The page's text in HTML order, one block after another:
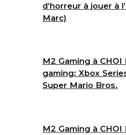
d’horreur à jouer à
Marc)
M2 Gaming à CHOI
gaming: Xbox
Super Mario Bros.
M2 Gaming à CHOI